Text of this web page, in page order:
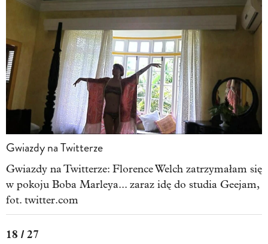
Gwiazdy na Twitterze
Gwiazdy na Twitterze: Florence Welch zatrzymałam się
w pokoju Boba Marleya... zaraz idę do studia Geejam,
fot. twitter.com
18 / 27